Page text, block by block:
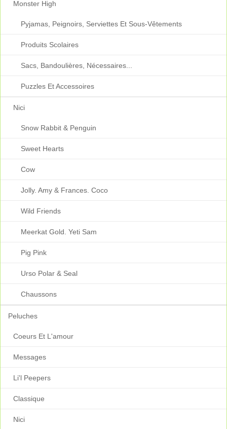
Monster High
Pyjamas, Peignoirs, Serviettes Et Sous-Vêtements
Produits Scolaires
Sacs, Bandoulières, Nécessaires...
Puzzles Et Accessoires
Nici
Snow Rabbit & Penguin
Sweet Hearts
Cow
Jolly. Amy & Frances. Coco
Wild Friends
Meerkat Gold. Yeti Sam
Pig Pink
Urso Polar & Seal
Chaussons
Peluches
Coeurs Et L'amour
Messages
Li'l Peepers
Classique
Nici